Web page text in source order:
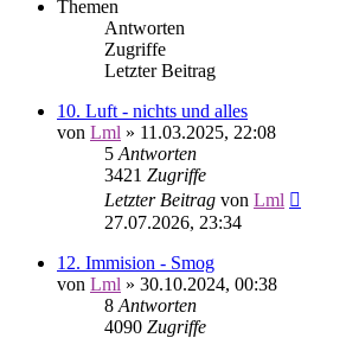
Themen
Antworten
Zugriffe
Letzter Beitrag
10. Luft - nichts und alles
von Lml » 11.03.2025, 22:08
5 Antworten
3421 Zugriffe
Letzter Beitrag von Lml
27.07.2026, 23:34
12. Immision - Smog
von Lml » 30.10.2024, 00:38
8 Antworten
4090 Zugriffe